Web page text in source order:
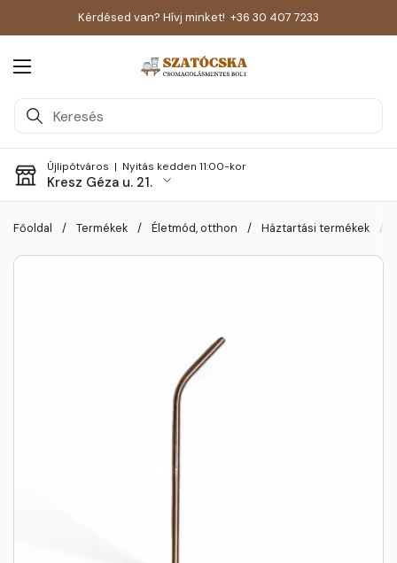
Kérdésed van? Hívj minket! +36 30 407 7233
Menü megnyitása
Újlipótváros | Nyitás kedden 11:00-kor
Kresz Géza u. 21.
Főoldal / Termékek / Életmód, otthon / Háztartási termékek /